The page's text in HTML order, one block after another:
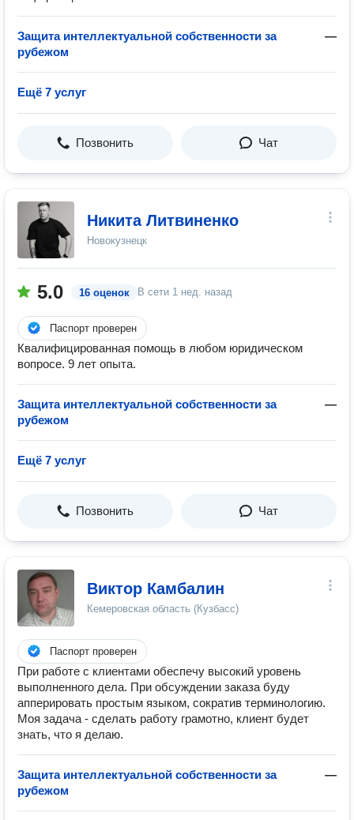
Защита интеллектуальной собственности за
рубежом
—
Ещё 7 услуг
Позвонить Чат
Никита Литвиненко
Новокузнецк
5.0 16 оценок В сети 1 нед. назад
Паспорт проверен
Квалифицированная помощь в любом юридическом
вопросе. 9 лет опыта.
Защита интеллектуальной собственности за
рубежом
—
Ещё 7 услуг
Позвонить Чат
Виктор Камбалин
Кемеровская область (Кузбасс)
Паспорт проверен
При работе с клиентами обеспечу высокий уровень
выполненного дела. При обсуждении заказа буду
апперировать простым языком, сократив терминологию.
Моя задача - сделать работу грамотно, клиент будет
знать, что я делаю.
Защита интеллектуальной собственности за
рубежом
—